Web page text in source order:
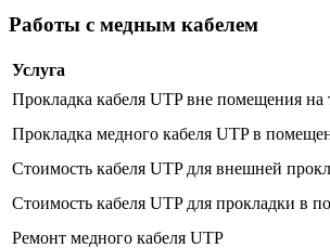
Работы с медным кабелем
Услуга
Прокладка кабеля UTP вне помещения на
Прокладка медного кабеля UTP в
Стоимость кабеля UTP для внешней
Стоимость кабеля UTP для прокладки в
Ремонт медного кабеля UTP